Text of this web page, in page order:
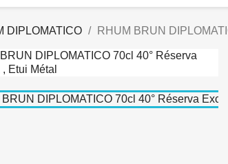
DIPLOMATICO RHUM BRUN